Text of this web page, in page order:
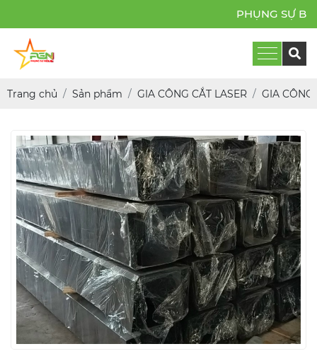
Trang chủ Sản phẩm GIA CÔNG CẮT LASER GIA